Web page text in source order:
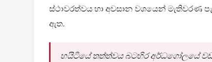
ස්ථාවරත්වය හා අවසාන වශයෙන් මැතිවරණ
ඇත.
හයිටියේ තත්ත්වය බටහිර අර්ධගෝලයේ